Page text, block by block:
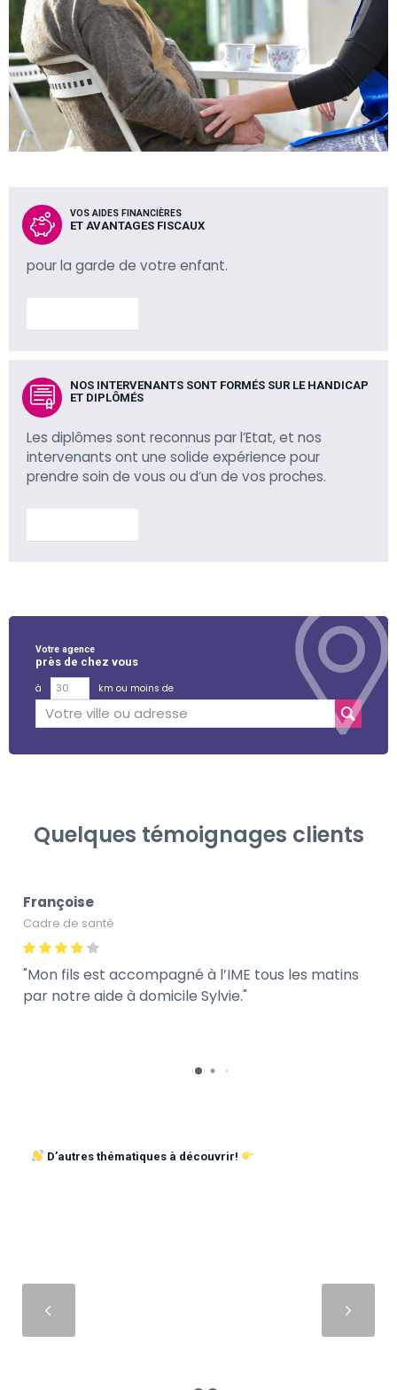
VOS AIDES FINANCIÈRES
ET AVANTAGES FISCAUX
pour la garde de votre enfant.
NOS INTERVENANTS SONT FORMÉS SUR LE HANDICAP
ET DIPLÔMÉS
Les diplômes sont reconnus par l’Etat, et nos
intervenants ont une solide expérience pour
prendre soin de vous ou d’un de vos proches.
Votre agence
près de chez vous
à
km ou moins de
Quelques témoignages clients
Françoise
Cadre de santé
Mon fils est accompagné à l’IME tous les matins
par notre aide à domicile Sylvie.
D’autres thématiques à découvrir!